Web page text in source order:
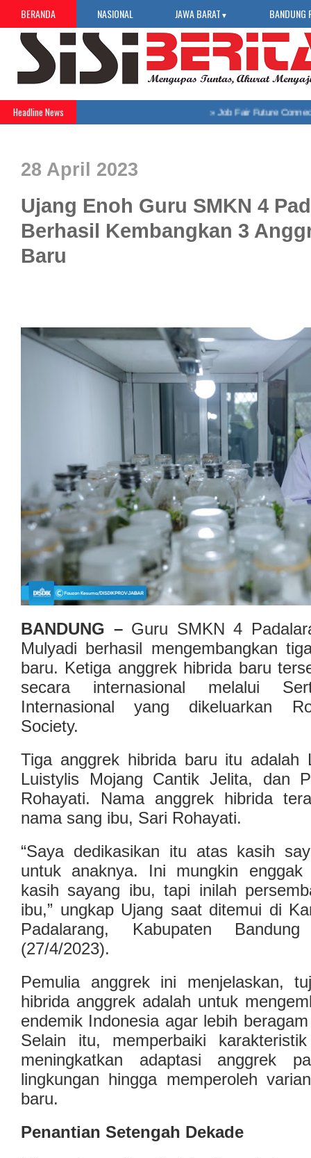
BERANDA NASIONAL JAWA BARAT ▼ BANDUNG
Headline News Job Fair Future Connect
28 April 2023
Ujang Enoh Guru SMKN 4
Berhasil Kembangkan 3
Baru
BANDUNG – Guru SMKN 4
Mulyadi berhasil mengembangkan
baru. Ketiga anggrek hibrida baru
secara internasional melalui
Internasional yang dikeluarkan
Society.
Tiga anggrek hibrida baru itu adalah
Luistylis Mojang Cantik Jelita, dan
Rohayati. Nama anggrek hibrida
nama sang ibu, Sari Rohayati.
“Saya dedikasikan itu atas kasih
untuk anaknya. Ini mungkin enggak
kasih sayang ibu, tapi inilah
ibu,” ungkap Ujang saat ditemui di
Padalarang, Kabupaten
(27/4/2023).
Pemulia anggrek ini menjelaskan,
hibrida anggrek adalah untuk
endemik Indonesia agar lebih
Selain itu, memperbaiki
meningkatkan adaptasi anggrek
lingkungan hingga memperoleh
baru.
Penantian Setengah Dekade